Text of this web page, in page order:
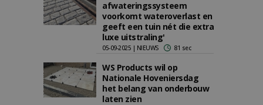
afwateringssysteem
voorkomt wateroverlast en
geeft een tuin nét die extra
luxe uitstraling'
05-09-2025 | NIEUWS 81 sec
WS Products wil op
Nationale Hoveniersdag
het belang van onderbouw
laten zien